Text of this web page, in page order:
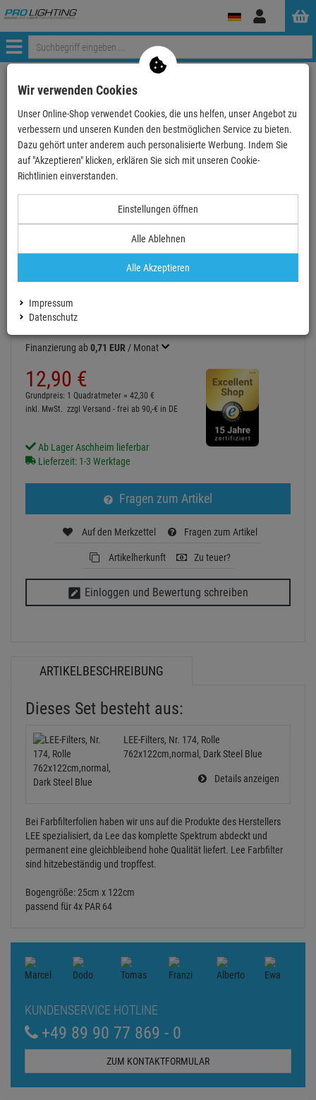
Anmelden
Menü
Weiter einkaufen ProLighting
LEE-Filters, Nr. 174, Bogen 25x122cm,normal, Dark…
LEE-Filters, Nr. 174, Bogen 25x122cm,normal,
Dark Steel Blue
LFR174X25CM
LEE-Filters, Nr. 174, Rolle
Finanzierung ab0,71 EUR / Monat
12,90 €
Grundpreis: 1 Quadratmeter = 42,30 €
inkl. MwSt. zzgl Versand - frei ab 90,-€ in DE
Ab Lager Aschheim lieferbar
Lieferzeit: 1-3 Werktage
Fragen zum Artikel
Auf den Merkzettel Fragen zum Artikel
Artikelherkunft Zu teuer?
Einloggen und Bewertung schreiben
ARTIKELBESCHREIBUNG
Dieses Set besteht aus:
LEE-Filters, Nr. 174, Rolle
762x122cm,normal, Dark Steel Blue
Details anzeigen
Bei Farbfilterfolien haben wir uns auf die Produkte des Herstellers
LEE spezialisiert, da Lee das komplette Spektrum abdeckt und
permanent eine gleichbleibend hohe Qualität liefert. Lee Farbfilter
sind hitzebeständig und tropffest.
Bogengröße: 25cm x 122cm
passend für 4x PAR 64
KUNDENSERVICE HOTLINE
+49 89 90 77 869 - 0
ZUM KONTAKTFORMULAR
Wir verwenden Cookies
Unser Online-Shop verwendet Cookies, die uns helfen, unser Angebot zu
verbessern und unseren Kunden den bestmöglichen Service zu bieten.
Dazu gehört unter anderem auch personalisierte Werbung. Indem Sie
auf "Akzeptieren" klicken, erklären Sie sich mit unseren Cookie-
Richtlinien einverstanden.
Einstellungen öffnen
Alle Ablehnen
Alle Akzeptieren
Impressum
Datenschutz